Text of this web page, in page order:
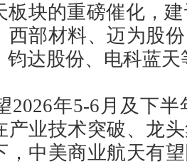
板块的重磅催化，
西部材料、迈为股
钧达股份、电科蓝天
2026年5-6月及下
产业技术突破、龙
，中美商业航天有